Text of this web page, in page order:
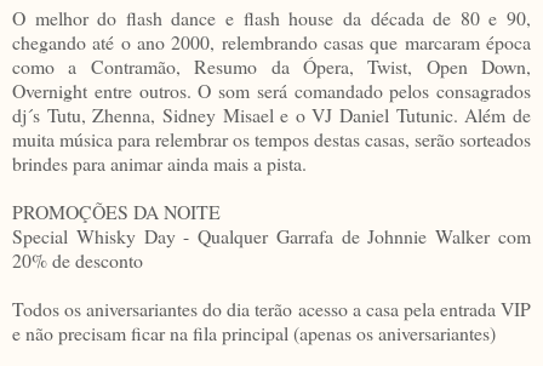
O melhor do flash dance e flash house da década de 80 e 90,
chegando até o ano 2000, relembrando casas que marcaram época
como a Contramão, Resumo da Ópera, Twist, Open Down,
Overnight entre outros. O som será comandado pelos consagrados
dj´s Tutu, Zhenna, Sidney Misael e o VJ Daniel Tutunic. Além de
muita música para relembrar os tempos destas casas, serão sorteados
brindes para animar ainda mais a pista.
PROMOÇÕES DA NOITE
Special Whisky Day - Qualquer Garrafa de Johnnie Walker com
20% de desconto
Todos os aniversariantes do dia terão acesso a casa pela entrada VIP
e não precisam ficar na fila principal (apenas os aniversariantes)